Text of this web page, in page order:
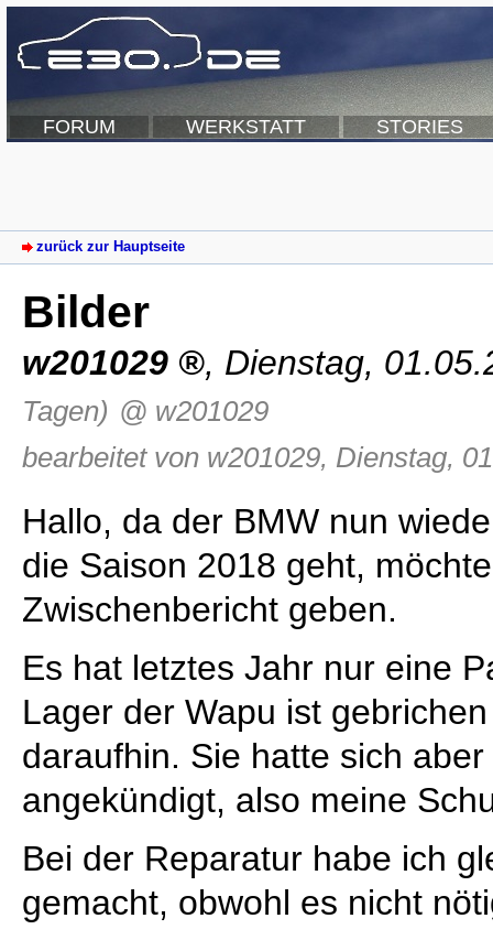
FORUM WERKSTATT STORIES
zurück zur Hauptseite
Bilder
w201029 , Dienstag,
Tagen) @ w201029
bearbeitet von w201029, Dienstag,
Hallo, da der BMW nun
die Saison 2018 geht,
Zwischenbericht geben.
Es hat letztes Jahr nur eine
Lager der Wapu ist
daraufhin. Sie hatte sich
angekündigt, also meine
Bei der Reparatur habe ich
gemacht, obwohl es nicht